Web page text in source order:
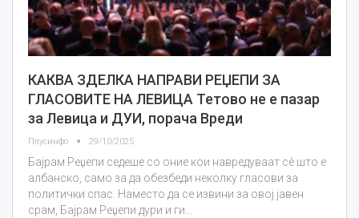
КАКВА ЗДЕЛКА НАПРАВИ РЕЏЕПИ ЗА
ГЛАСОВИТЕ НА ЛЕВИЦА Тетово не е пазар
за Левица и ДУИ, порача Вреди
Плусинфо 29/10/2025
Бајрам Реџепи седеше со оние кои навредуваат сè што е
албанско, само за да обезбеди неколку гласови за
политички спас. Наместо да се извини за овој јавен
срам, Бајрам Реџепи дури и ги…